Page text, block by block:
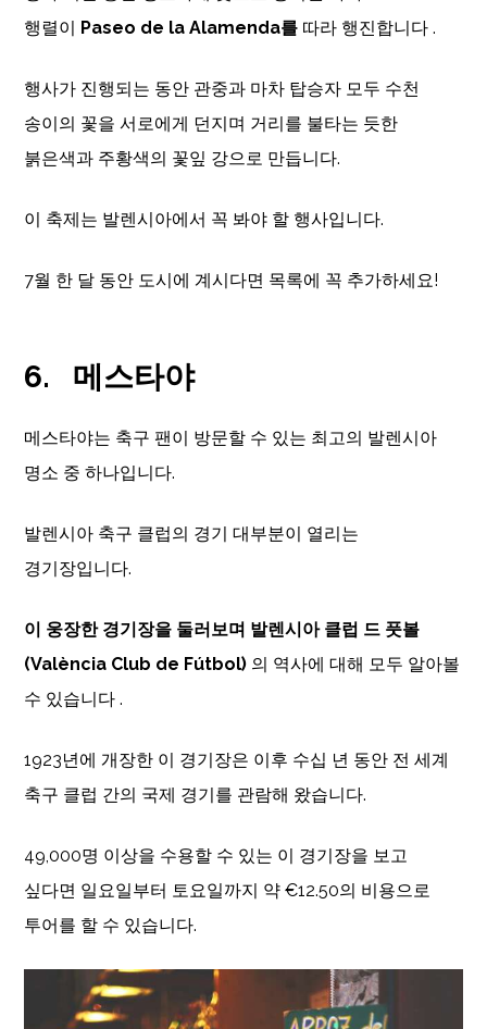
행렬이
Paseo de la Alamenda를 따라 행진합니다 .
행사가 진행되는 동안 관중과 마차 탑승자 모두 수천
송이의 꽃을 서로에게 던지며 거리를 불타는 듯한
붉은색과 주황색의 꽃잎 강으로 만듭니다.
이 축제는 발렌시아에서 꼭 봐야 할 행사입니다.
7월 한 달 동안 도시에 계시다면 목록에 꼭 추가하세요!
6. 메스타야
메스타야는 축구 팬이 방문할 수 있는 최고의 발렌시아
명소 중 하나입니다.
발렌시아 축구 클럽의 경기 대부분이 열리는
경기장입니다.
이 웅장한 경기장을 둘러보며 발렌시아 클럽 드 풋볼
(València Club de Fútbol) 의 역사에 대해 모두 알아볼
수 있습니다 .
1923년에 개장한 이 경기장은 이후 수십 년 동안 전 세계
축구 클럽 간의 국제 경기를 관람해 왔습니다.
49,000명 이상을 수용할 수 있는 이 경기장을 보고
싶다면 일요일부터 토요일까지 약 €12.50의 비용으로
투어를 할 수 있습니다.